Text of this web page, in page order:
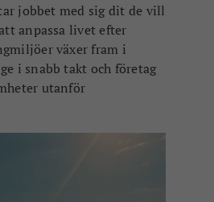
jobbet med sig dit de vill
anpassa livet efter
växer fram i
i snabb takt och företag
utanför